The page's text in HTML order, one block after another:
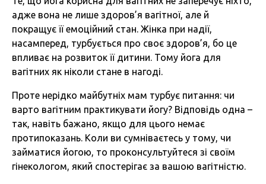
адже вона не лише здоров’я вагітної, але й
покращує її емоційний стан. Жінка при надії,
насамперед, турбується про своє здоров’я, бо це
впливає на розвиток її дитини. Тому йога для
вагітних як ніколи стане в нагоді.
Проте нерідко майбутніх мам турбує питання: чи
варто вагітним практикувати йогу? Відповідь одна –
так, навіть бажано, якщо для цього немає
протипоказань. Коли ви сумніваєтесь у тому, чи
займатися йогою, то проконсультуйтеся зі своїм
гінекологом, який спостерігає за вашою вагітністю.